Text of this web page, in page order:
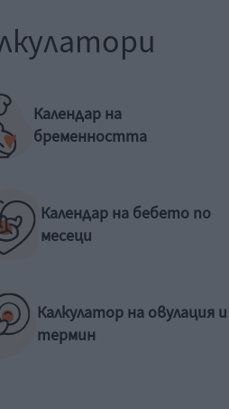
Календар на
бременността
Календар на бебето по
месеци
Калкулатор на овулация и
термин